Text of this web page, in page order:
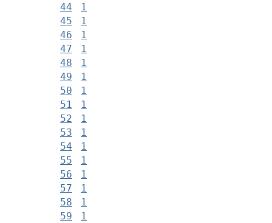
44
1
45
1
46
1
47
1
48
1
49
1
50
1
51
1
52
1
53
1
54
1
55
1
56
1
57
1
58
1
59
1